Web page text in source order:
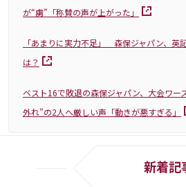
が“虜”「称賛の声が上がった」
「あまりに実力不足」 森保ジャパン、英
は？
ベスト16で敗退の森保ジャパン、大会ワ
外れ”の2人へ厳しい声「動きが悪すぎる」
新着記